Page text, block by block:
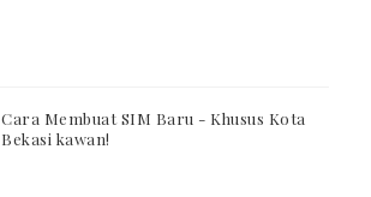
Cara Membuat SIM Baru - Khusus Kota
Bekasi kawan!